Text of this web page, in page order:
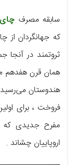
سابقه مصرف چای
که جهانگردان از
ثروتمند در
همان قرن هفدهم
هندوستان
فروخت ، برای
مفرح جدیدی که
اروپاییان چشاند .